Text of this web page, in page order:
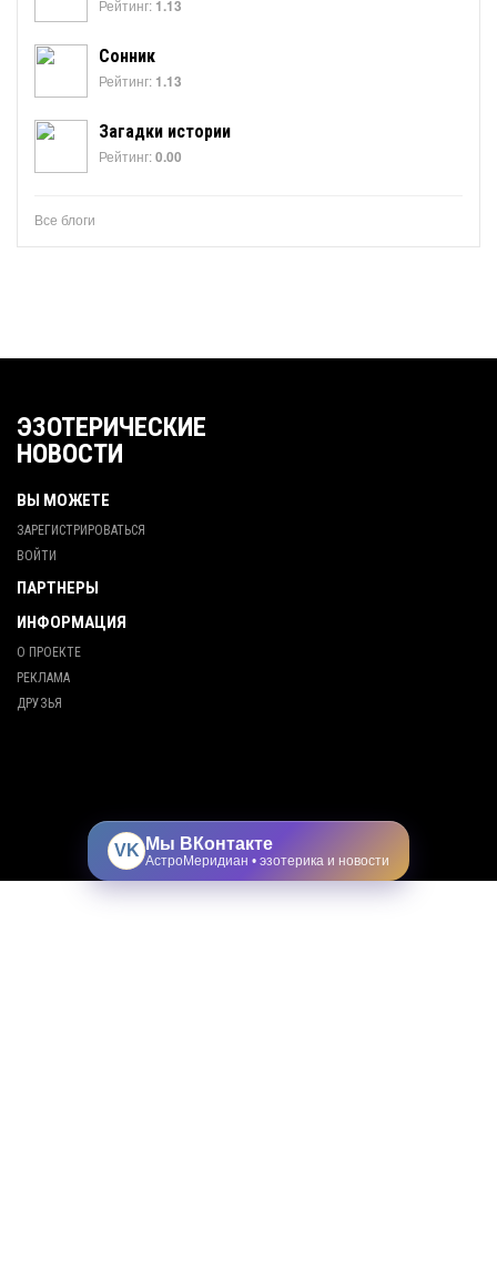
Рейтинг: 1.13
Сонник
Рейтинг: 1.13
Загадки истории
Рейтинг:0.00
Все блоги
ЭЗОТЕРИЧЕСКИЕ
НОВОСТИ
ВЫ МОЖЕТЕ
ЗАРЕГИСТРИРОВАТЬСЯ
ВОЙТИ
ПАРТНЕРЫ
ИНФОРМАЦИЯ
О ПРОЕКТЕ
РЕКЛАМА
ДРУЗЬЯ
VK Мы ВКонтакте
АстроМеридиан • эзотерика и новости